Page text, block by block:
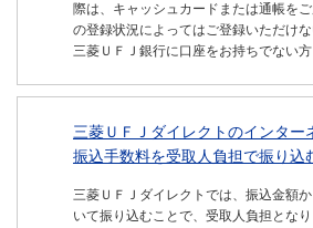
際は、キャッシュカードまたは通帳を
の登録状況によってはご登録いただけ
三菱ＵＦＪ銀行に口座をお持ちでない
三菱ＵＦＪダイレクトのインター
振込手数料を受取人負担で振り込
三菱ＵＦＪダイレクトでは、振込金額か
いて振り込むことで、受取人負担とな